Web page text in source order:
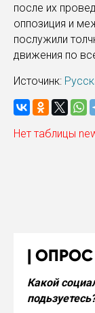
после их
оппозиция и
послужили
движения по
Источинк:
Нет таблицы
ОПРОС
Какой